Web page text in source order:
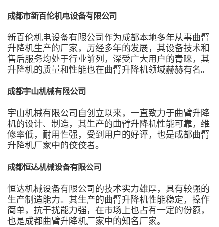
成都市新百伦机电设备有限公司
新百伦机电设备有限公司作为成都本地多年从事曲臂
升降机生产的厂家，历经多年的发展，其设备技术和
售后服务均处于行业前列，深受广大用户的青睐，其
升降机的质量和性能也在曲臂升降机领域赫赫有名。
成都宇山机械有限公司
宇山机械有限公司自创立以来，一直致力于曲臂升降
机的设计、制造，其生产的曲臂升降机性能可靠，维
修率低，耐用性强，受到用户的好评，也是成都曲臂
升降机厂家中的佼佼者。
成都恒达机械设备有限公司
恒达机械设备有限公司的技术实力雄厚，具有较强的
生产制造能力。其生产的曲臂升降机性能稳定，操作
简单，抗干扰能力强，在市场上也占有一定的份额，
也是成都曲臂升降机厂家中的知名厂家。